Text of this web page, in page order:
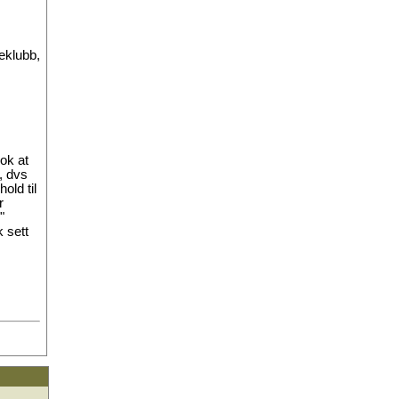
at
dvs
til
sett